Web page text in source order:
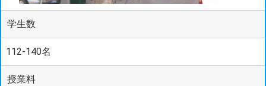
学生数
112-140名
授業料